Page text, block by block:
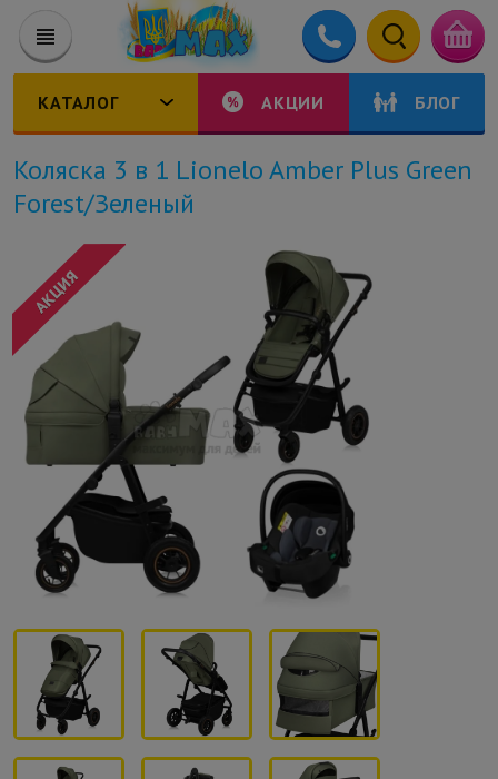
КАТАЛОГ АКЦИИ БЛОГ
Коляска 3 в 1 Lionelo Amber Plus Green
Forest/Зеленый